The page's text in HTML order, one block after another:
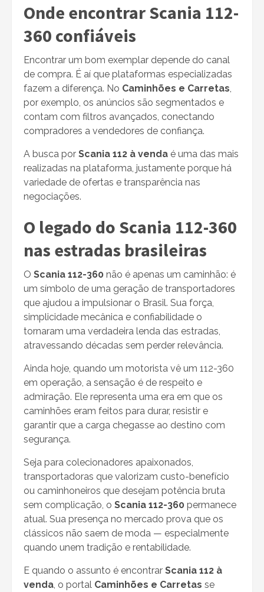
Onde encontrar Scania 112-
360 confiáveis
Encontrar um bom exemplar depende do canal
de compra. É aí que plataformas especializadas
fazem a diferença. No Caminhões e Carretas,
por exemplo, os anúncios são segmentados e
contam com filtros avançados, conectando
compradores a vendedores de confiança.
A busca por Scania 112 à venda é uma das mais
realizadas na plataforma, justamente porque há
variedade de ofertas e transparência nas
negociações.
O legado do Scania 112-360
nas estradas brasileiras
O Scania 112-360 não é apenas um caminhão: é
um símbolo de uma geração de transportadores
que ajudou a impulsionar o Brasil. Sua força,
simplicidade mecânica e confiabilidade o
tornaram uma verdadeira lenda das estradas,
atravessando décadas sem perder relevância.
Ainda hoje, quando um motorista vê um 112-360
em operação, a sensação é de respeito e
admiração. Ele representa uma era em que os
caminhões eram feitos para durar, resistir e
garantir que a carga chegasse ao destino com
segurança.
Seja para colecionadores apaixonados,
transportadoras que valorizam custo-benefício
ou caminhoneiros que desejam potência bruta
sem complicação, o Scania 112-360 permanece
atual. Sua presença no mercado prova que os
clássicos não saem de moda — especialmente
quando unem tradição e rentabilidade.
E quando o assunto é encontrar Scania 112 à
venda, o portal Caminhões e Carretas se